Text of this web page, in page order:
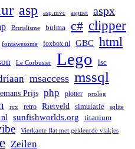
asp asp.mvc aspnet aspx
Brutalisme bulma c# clipper
fontawesome foxbox.nl GBC html
Le Corbusier Lego lsc
msaccess mssql
Prijs php plotter prolog
rcx retro Rietveld simulatie
sqlite
sunfishworlds.org titanium
Vierkante flat met gekleurde vlakjes
Zeilen